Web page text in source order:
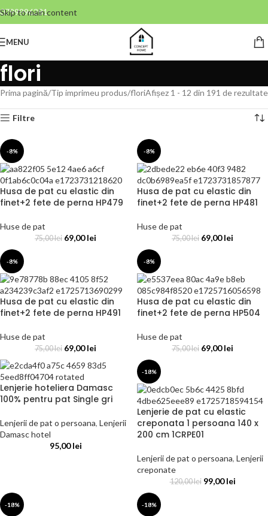
Skip to main content
0799996381
MENU
flori
Prima pagină Tip imprimeu produs floriAfișez 1 - 12 din 191 de rezultate
Filtre
-8%
Husa de pat cu elastic din
finet+2 fete de perna HP479
Huse de pat
75,00lei 69,00lei
-8%
Husa de pat cu elastic din
finet+2 fete de perna HP481
Huse de pat
75,00lei 69,00lei
-8%
Husa de pat cu elastic din
finet+2 fete de perna HP491
Huse de pat
75,00lei 69,00lei
-8%
Husa de pat cu elastic din
finet+2 fete de perna HP504
Huse de pat
75,00lei 69,00lei
Lenjerie hoteliera Damasc
100% pentru pat Single gri
Lenjerii de pat o persoana, Lenjerii
Damasc hotel
95,00lei
-18%
Lenjerie de pat cu elastic
creponata 1 persoana 140 x
200 cm 1CRPE01
Lenjerii de pat o persoana, Lenjerii
creponate
120,00lei 99,00lei
-18% -18%